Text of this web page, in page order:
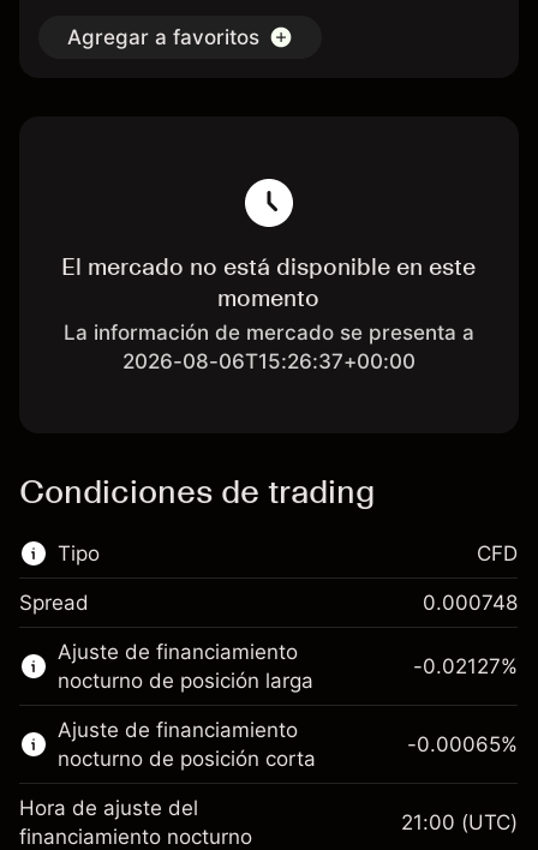
Agregar a favoritos
El mercado no está disponible en este
momento
La información de mercado se presenta a
2026-08-06T15:26:37+00:00
Condiciones de trading
Tipo
Este mercado financiero está disponible para
hacer trading con CFD.
Obtén más información sobre:
CFD
CFD
Spread 0.000748
Ajuste de financiamiento
nocturno de posición larga
-0.02127%
Ajuste de financiamiento
nocturno de posición corta
-0.00065%
Hora de ajuste del
financiamiento nocturno
21:00 (UTC)